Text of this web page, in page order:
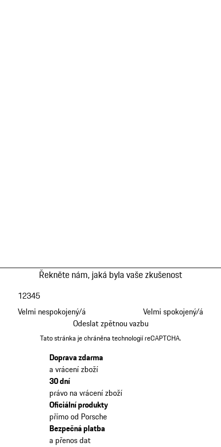
Řekněte nám, jaká byla vaše zkušenost
Velmi nespokojený/á
12345
Velmi spokojený/á
Odeslat zpětnou vazbu
Tato stránka je chráněna technologií reCAPTCHA.
Doprava zdarma
a vrácení zboží
30 dní
právo na vrácení zboží
Oficiální produkty
přímo od Porsche
Bezpečná platba
a přenos dat